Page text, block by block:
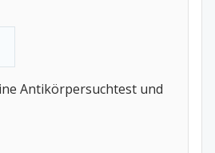
Antikörpersuchtest und